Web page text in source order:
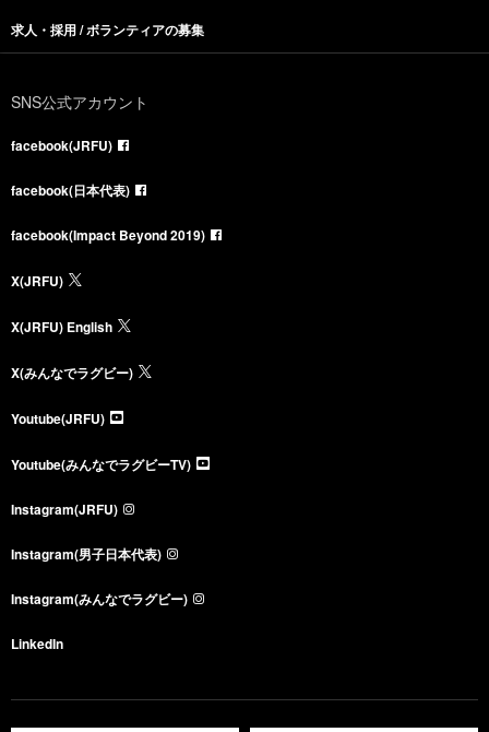
求人・採用 / ボランティアの募集
SNS公式アカウント
facebook(JRFU)
facebook(日本代表)
facebook(Impact Beyond 2019)
X(JRFU)
X(JRFU) English
X(みんなでラグビー)
Youtube(JRFU)
Youtube(みんなでラグビーTV)
Instagram(JRFU)
Instagram(男子日本代表)
Instagram(みんなでラグビー)
LinkedIn